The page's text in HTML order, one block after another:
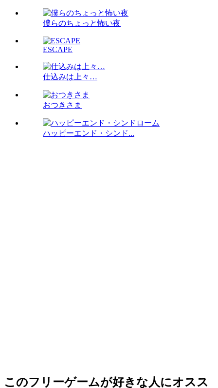
僕らのちょっと怖い夜
ESCAPE
仕込みは上々…
おつきさま
ハッピーエンド・シンド...
このフリーゲームが好きな人にオスス